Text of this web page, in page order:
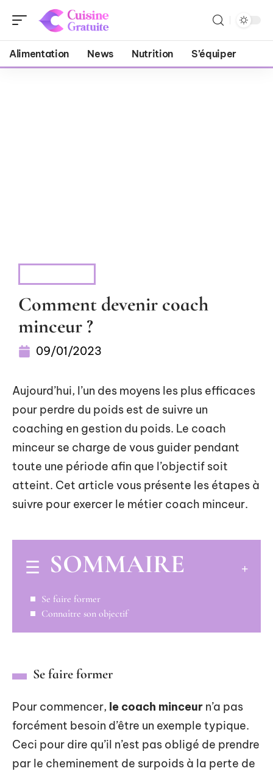
Alimentation News Nutrition S’équiper
Comment devenir coach
minceur ?
09/01/2023
Aujourd’hui, l’un des moyens les plus efficaces
pour perdre du poids est de suivre un
coaching en gestion du poids. Le coach
minceur se charge de vous guider pendant
toute une période afin que l’objectif soit
atteint. Cet article vous présente les étapes à
suivre pour exercer le métier coach minceur.
SOMMAIRE
Se faire former
Connaître son objectif
Se faire former
Pour commencer, le coach minceur n’a pas
forcément besoin d’être un exemple typique.
Ceci pour dire qu’il n’est pas obligé de prendre
par le cheminement de surpoids à la perte de